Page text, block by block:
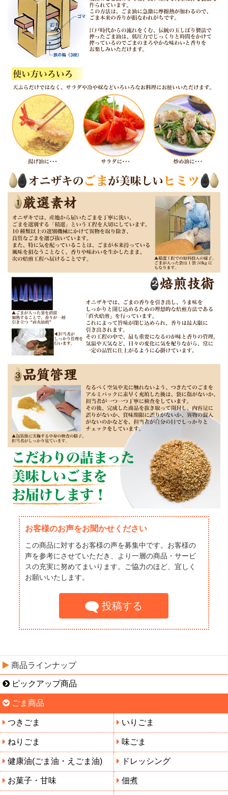
お客様のお声をお聞かせください
この商品に対するお客様の声を募集中です。お客様の
声を参考にさせていただき、より一層の商品・サービ
スの充実に努めてまいります。ご協力のほど、宜しく
お願いいたします。
投稿する
商品ラインナップ
ピックアップ商品
ごま商品
つきごま いりごま
ねりごま 味ごま
健康油(ごま油・えごま油) ドレッシング
お菓子・甘味 佃煮